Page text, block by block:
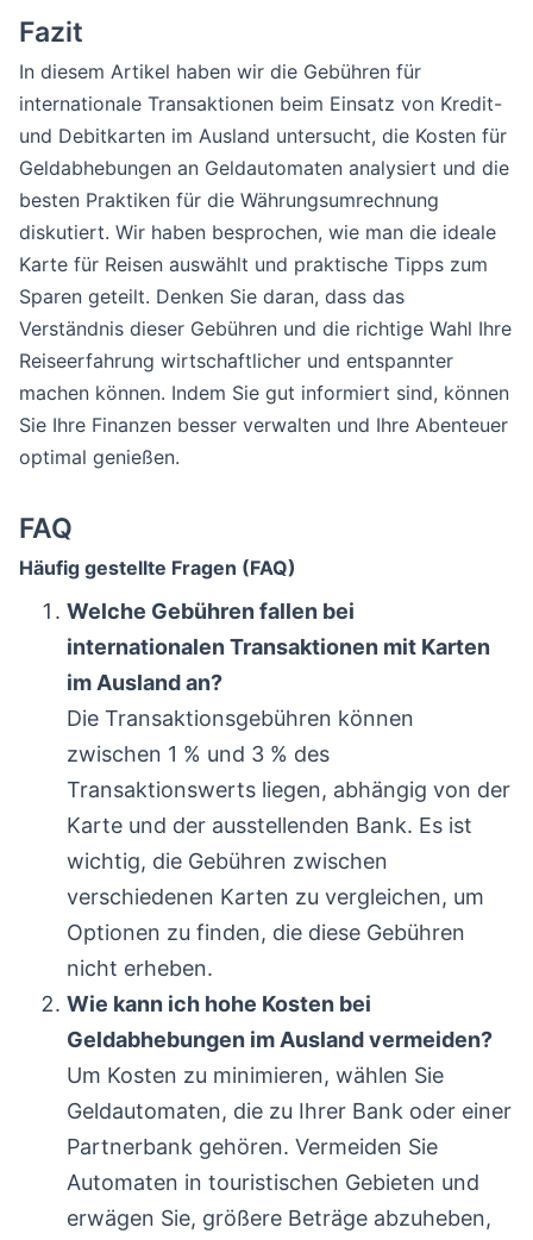
Fazit
In diesem Artikel haben wir die Gebühren für
internationale Transaktionen beim Einsatz von Kredit-
und Debitkarten im Ausland untersucht, die Kosten für
Geldabhebungen an Geldautomaten analysiert und die
besten Praktiken für die Währungsumrechnung
diskutiert. Wir haben besprochen, wie man die ideale
Karte für Reisen auswählt und praktische Tipps zum
Sparen geteilt. Denken Sie daran, dass das
Verständnis dieser Gebühren und die richtige Wahl Ihre
Reiseerfahrung wirtschaftlicher und entspannter
machen können. Indem Sie gut informiert sind, können
Sie Ihre Finanzen besser verwalten und Ihre Abenteuer
optimal genießen.
FAQ
Häufig gestellte Fragen (FAQ)
Welche Gebühren fallen bei
internationalen Transaktionen mit Karten
im Ausland an?
Die Transaktionsgebühren können
zwischen 1 % und 3 % des
Transaktionswerts liegen, abhängig von der
Karte und der ausstellenden Bank. Es ist
wichtig, die Gebühren zwischen
verschiedenen Karten zu vergleichen, um
Optionen zu finden, die diese Gebühren
nicht erheben.
Wie kann ich hohe Kosten bei
Geldabhebungen im Ausland vermeiden?
Um Kosten zu minimieren, wählen Sie
Geldautomaten, die zu Ihrer Bank oder einer
Partnerbank gehören. Vermeiden Sie
Automaten in touristischen Gebieten und
erwägen Sie, größere Beträge abzuheben,